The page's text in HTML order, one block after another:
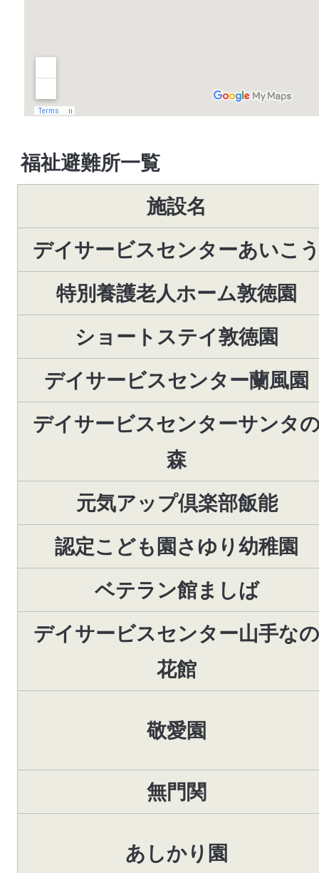
福祉避難所一覧
施設名
デイサービスセンターあいこ
特別養護老人ホーム敦徳園
ショートステイ敦徳園
デイサービスセンター蘭風園
デイサービスセンターサンタ
森
元気アップ倶楽部飯能
認定こども園さゆり幼稚園
ベテラン館ましば
デイサービスセンター山手なの
花館
敬愛園
無門関
あしかり園